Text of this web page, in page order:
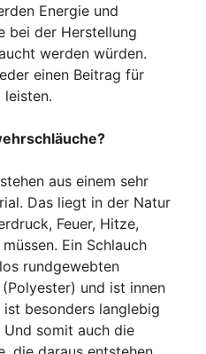
Energie und
bei der Herstellung
werden würden.
einen Beitrag für
aus einem sehr
Das liegt in der Natur
Feuer, Hitze,
Ein Schlauch
rundgewebten
und ist innen
besonders langlebig
somit auch die